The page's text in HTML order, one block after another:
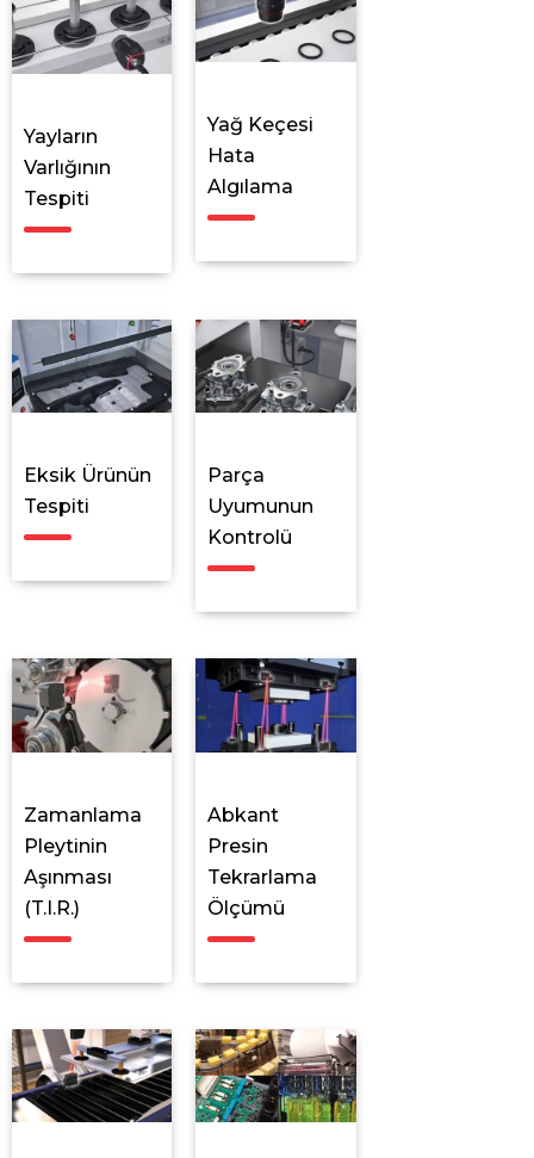
Yayların
Varlığının
Tespiti
Yağ Keçesi
Hata
Algılama
Eksik Ürünün
Tespiti
Parça
Uyumunun
Kontrolü
Zamanlama
Pleytinin
Aşınması
(T.I.R.)
Abkant
Presin
Tekrarlama
Ölçümü